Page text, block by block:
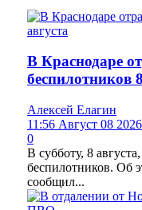
В Краснодаре
беспилотников
Алексей Елагин
11:56 Август 08 2026
0
В субботу, 8
беспилотников. Об
сообщил...